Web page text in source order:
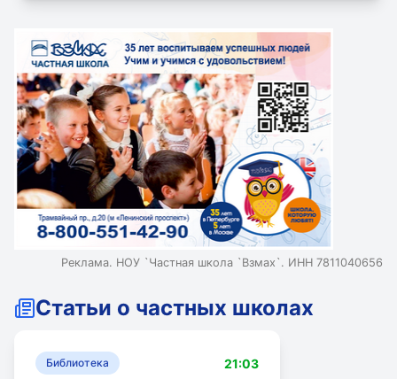
Реклама. НОУ `Частная школа `Взмах`. ИНН 7811040656
Статьи о частных школах
Библиотека 21:03